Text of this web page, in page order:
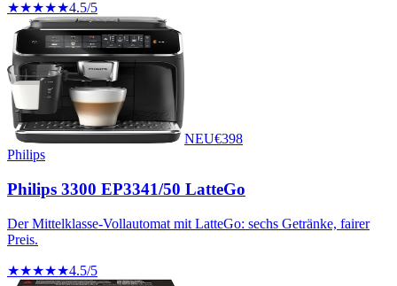
★★★★★4.5/5
NEU€398
Philips
Philips 3300 EP3341/50 LatteGo
Der Mittelklasse-Vollautomat mit LatteGo: sechs Getränke, fairer
Preis.
★★★★★4.5/5